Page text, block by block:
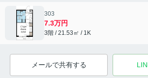
303
7.3万円
3階 / 21.53㎡ / 1K
メールで共有する